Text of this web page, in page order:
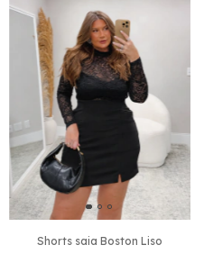
Shorts saia Boston Liso